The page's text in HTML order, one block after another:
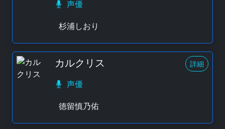
声優
杉浦しおり
カルクリス 詳細
声優
徳留慎乃佑